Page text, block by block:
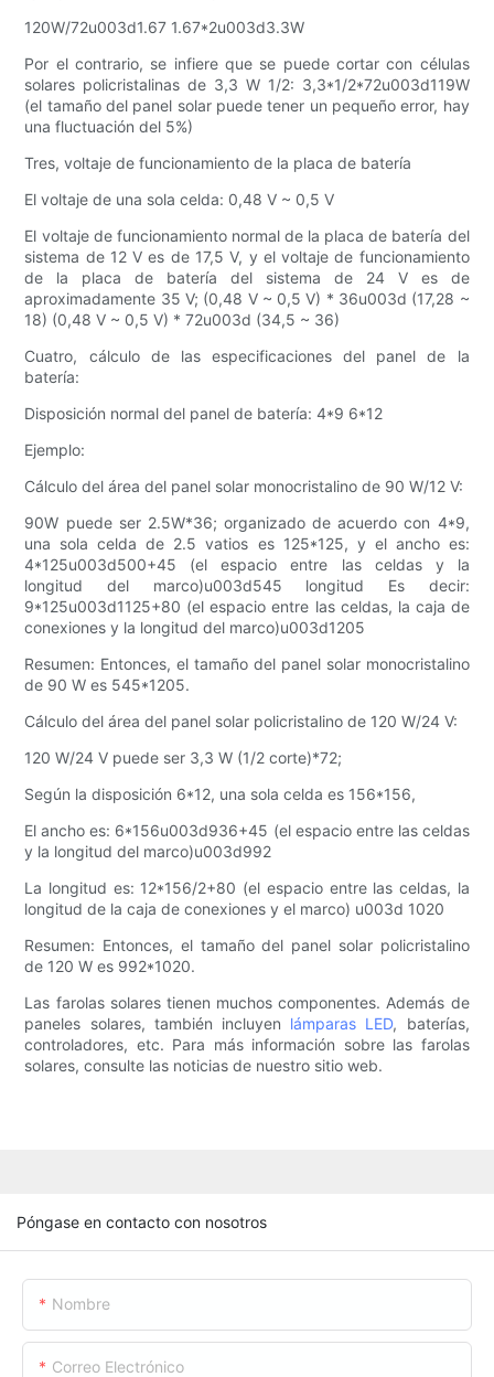
120W/72u003d1.67 1.67*2u003d3.3W
Por el contrario, se infiere que se puede cortar con células
solares policristalinas de 3,3 W 1/2: 3,3*1/2*72u003d119W
(el tamaño del panel solar puede tener un pequeño error, hay
una fluctuación del 5%)
Tres, voltaje de funcionamiento de la placa de batería
El voltaje de una sola celda: 0,48 V ~ 0,5 V
El voltaje de funcionamiento normal de la placa de batería del
sistema de 12 V es de 17,5 V, y el voltaje de funcionamiento
de la placa de batería del sistema de 24 V es de
aproximadamente 35 V; (0,48 V ~ 0,5 V) * 36u003d (17,28 ~
18) (0,48 V ~ 0,5 V) * 72u003d (34,5 ~ 36)
Cuatro, cálculo de las especificaciones del panel de la
batería:
Disposición normal del panel de batería: 4*9 6*12
Ejemplo:
Cálculo del área del panel solar monocristalino de 90 W/12 V:
90W puede ser 2.5W*36; organizado de acuerdo con 4*9,
una sola celda de 2.5 vatios es 125*125, y el ancho es:
4*125u003d500+45 (el espacio entre las celdas y la
longitud del marco)u003d545 longitud Es decir:
9*125u003d1125+80 (el espacio entre las celdas, la caja de
conexiones y la longitud del marco)u003d1205
Resumen: Entonces, el tamaño del panel solar monocristalino
de 90 W es 545*1205.
Cálculo del área del panel solar policristalino de 120 W/24 V:
120 W/24 V puede ser 3,3 W (1/2 corte)*72;
Según la disposición 6*12, una sola celda es 156*156,
El ancho es: 6*156u003d936+45 (el espacio entre las celdas
y la longitud del marco)u003d992
La longitud es: 12*156/2+80 (el espacio entre las celdas, la
longitud de la caja de conexiones y el marco) u003d 1020
Resumen: Entonces, el tamaño del panel solar policristalino
de 120 W es 992*1020.
Las farolas solares tienen muchos componentes. Además de
paneles solares, también incluyen lámparas LED, baterías,
controladores, etc. Para más información sobre las farolas
solares, consulte las noticias de nuestro sitio web.
Póngase en contacto con nosotros
Nombre
Correo Electrónico